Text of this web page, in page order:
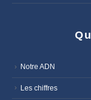
Notre ADN
Les chiffres